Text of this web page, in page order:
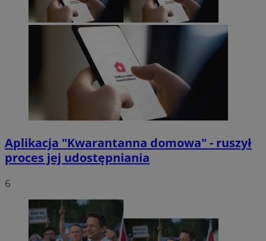
Aplikacja "Kwarantanna domowa" - ruszył
proces jej udostępniania
6